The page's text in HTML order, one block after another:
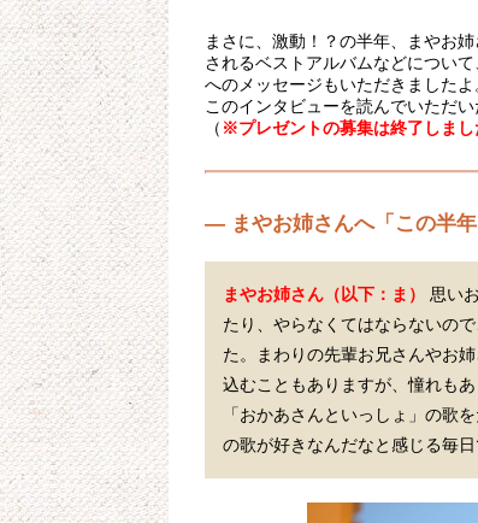
まさに、激動！？の半年、まやお
されるベストアルバムなどについ
へのメッセージもいただきましたよ
このインタビューを読んでいただ
（ ※プレゼントの募集は終了しまし
— まやお姉さんへ「この半
まやお姉さん（以下：ま）
思い
たり、やらなくてはならないの
た。まわりの先輩お兄さんやお
込むこともありますが、憧れも
「おかあさんといっしょ」の歌
の歌が好きなんだなと感じる毎日